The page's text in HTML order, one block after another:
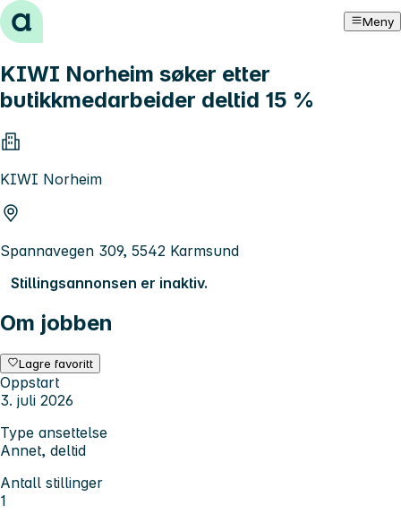
Hopp til innhold Meny
KIWI Norheim søker etter
butikkmedarbeider deltid 15 %
KIWI Norheim
Spannavegen 309, 5542 Karmsund
Stillingsannonsen er inaktiv.
Om jobben
Lagre favoritt
Oppstart
3. juli 2026
Type ansettelse
Annet, deltid
Antall stillinger
1